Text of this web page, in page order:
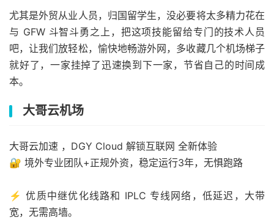
尤其是外贸从业人员，归国留学生，没必要将太多精力花在
与 GFW 斗智斗勇之上，把这项技能留给专门的技术人员
吧，让我们放轻松，愉快地畅游外网，多收藏几个机场梯子
就好了，一家挂掉了迅速换到下一家，节省自己的时间成
本。
大哥云机场
大哥云加速 ，DGY Cloud 解锁互联网 全新体验
🔐 境外专业团队+正规外资，稳定运行3年，无惧跑路
⚡ 优质中继优化线路和 IPLC 专线网络，低延迟，大带
宽，无需高墙。